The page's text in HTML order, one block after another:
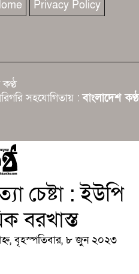
Privacy Policy
সহযোগিতায় :বাংলাদেশ কণ্ঠ
চেষ্টা : ইউপি
বরখাস্ত
বৃহস্পতিবার, ৮ জুন ২০২৩